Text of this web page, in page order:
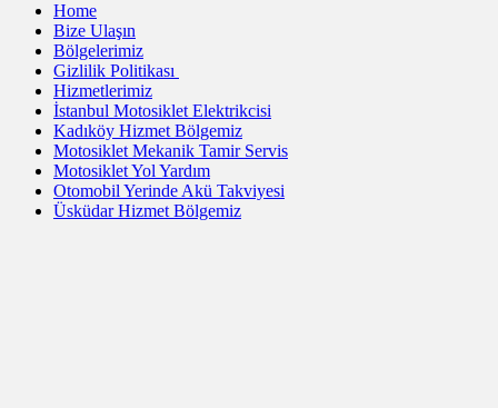
Home
Bize Ulaşın
Bölgelerimiz
Gizlilik Politikası
Hizmetlerimiz
İstanbul Motosiklet Elektrikcisi
Kadıköy Hizmet Bölgemiz
Motosiklet Mekanik Tamir Servis
Motosiklet Yol Yardım
Otomobil Yerinde Akü Takviyesi
Üsküdar Hizmet Bölgemiz